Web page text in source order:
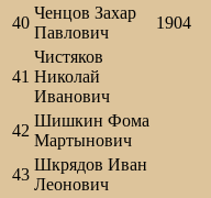
40
Ченцов Захар
Павлович
1904
41
Чистяков
Николай
Иванович
42
Шишкин Фома
Мартынович
43
Шкрядов Иван
Леонович